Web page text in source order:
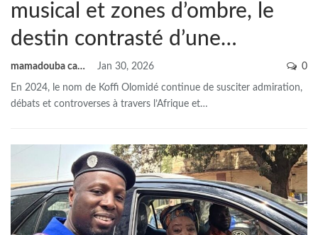
musical et zones d’ombre, le
destin contrasté d’une…
mamadouba camara Jan 30, 2026 0
En 2024, le nom de Koffi Olomidé continue de susciter admiration,
débats et controverses à travers l’Afrique et…